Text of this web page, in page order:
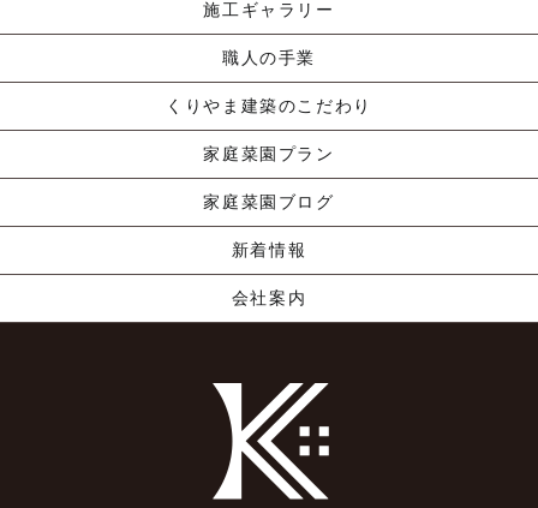
施工ギャラリー
職人の手業
くりやま建築のこだわり
家庭菜園プラン
家庭菜園ブログ
新着情報
会社案内